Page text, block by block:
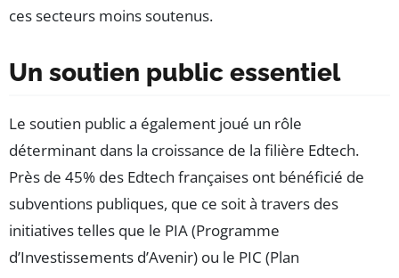
ces secteurs moins soutenus.
Un soutien public essentiel
Le soutien public a également joué un rôle
déterminant dans la croissance de la filière Edtech.
Près de 45% des Edtech françaises ont bénéficié de
subventions publiques, que ce soit à travers des
initiatives telles que le PIA (Programme
d’Investissements d’Avenir) ou le PIC (Plan